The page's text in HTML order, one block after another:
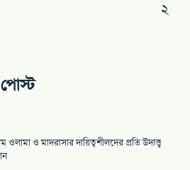
২
ও মাদরাসার দায়িত্বশীলদের প্রতি উদাত্ত্ব